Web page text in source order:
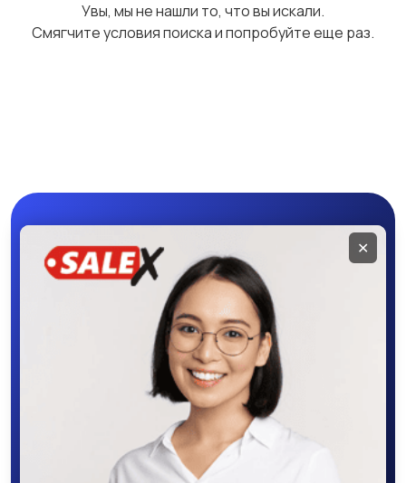
ы
Увы, мы не нашли то, что вы искали.
Смягчите условия поиска и попробуйте еще раз.
Мобильное
приложение
Скачайте приложение в Google Play –
крутите колесо фортуны, выигрывайте
бонусы, удобно ищите и размещайте
объявления - все это в нашем мобильном
приложении SALEX!
✕